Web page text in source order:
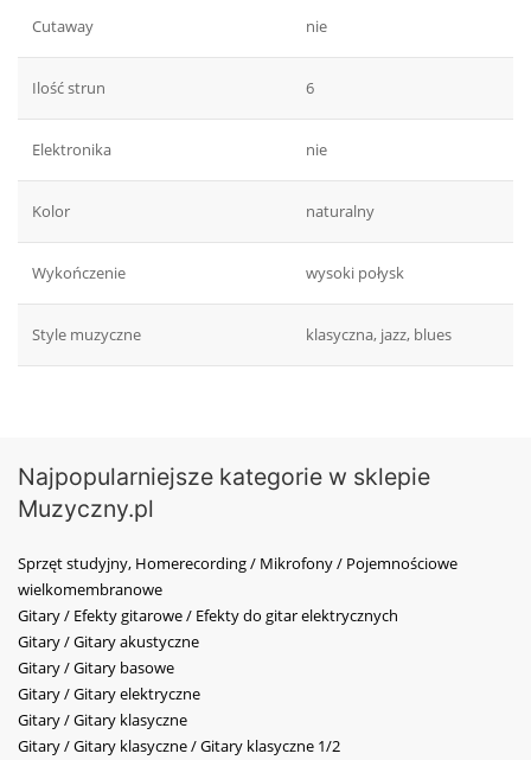
Cutaway nie
Ilość strun 6
Elektronika nie
Kolor naturalny
Wykończenie wysoki połysk
Style muzyczne klasyczna, jazz, blues
Najpopularniejsze kategorie w sklepie
Muzyczny.pl
Sprzęt studyjny, Homerecording / Mikrofony / Pojemnościowe
wielkomembranowe
Gitary / Efekty gitarowe / Efekty do gitar elektrycznych
Gitary / Gitary akustyczne
Gitary / Gitary basowe
Gitary / Gitary elektryczne
Gitary / Gitary klasyczne
Gitary / Gitary klasyczne / Gitary klasyczne 1/2